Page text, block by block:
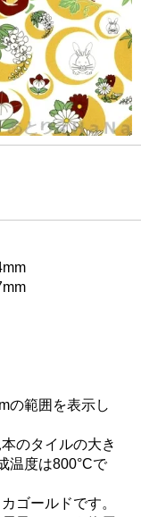
の範囲を表示し
のタイルの大き
温度は800°Cで
ゴールドです。